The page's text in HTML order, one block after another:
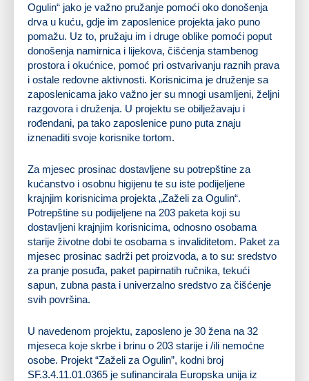
Ogulin“ jako je važno pružanje pomoći oko donošenja
drva u kuću, gdje im zaposlenice projekta jako puno
pomažu. Uz to, pružaju im i druge oblike pomoći poput
donošenja namirnica i lijekova, čišćenja stambenog
prostora i okućnice, pomoć pri ostvarivanju raznih prava
i ostale redovne aktivnosti. Korisnicima je druženje sa
zaposlenicama jako važno jer su mnogi usamljeni, željni
razgovora i druženja. U projektu se obilježavaju i
rođendani, pa tako zaposlenice puno puta znaju
iznenaditi svoje korisnike tortom.
Za mjesec prosinac dostavljene su potrepštine za
kućanstvo i osobnu higijenu te su iste podijeljene
krajnjim korisnicima projekta „Zaželi za Ogulin“.
Potrepštine su podijeljene na 203 paketa koji su
dostavljeni krajnjim korisnicima, odnosno osobama
starije životne dobi te osobama s invaliditetom. Paket za
mjesec prosinac sadrži pet proizvoda, a to su: sredstvo
za pranje posuđa, paket papirnatih ručnika, tekući
sapun, zubna pasta i univerzalno sredstvo za čišćenje
svih površina.
U navedenom projektu, zaposleno je 30 žena na 32
mjeseca koje skrbe i brinu o 203 starije i /ili nemoćne
osobe. Projekt “Zaželi za Ogulin”, kodni broj
SF.3.4.11.01.0365 je sufinancirala Europska unija iz